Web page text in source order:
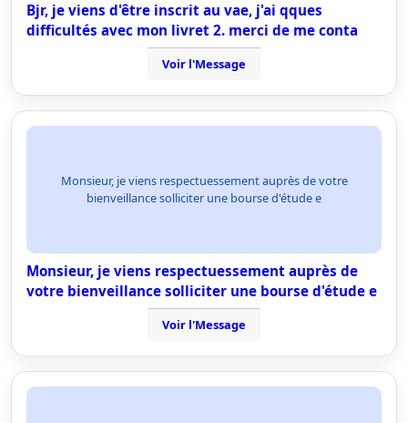
Bjr, je viens d'être inscrit au vae, j'ai qques
difficultés avec mon livret 2. merci de me conta
Voir l'Message
Monsieur, je viens respectuessement auprès de votre
bienveillance solliciter une bourse d'étude e
Monsieur, je viens respectuessement auprès de
votre bienveillance solliciter une bourse d'étude e
Voir l'Message